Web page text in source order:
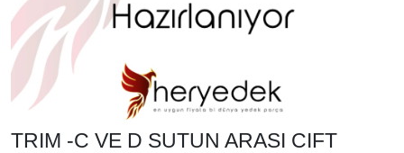
TRIM -C VE D SUTUN ARASI CIFT